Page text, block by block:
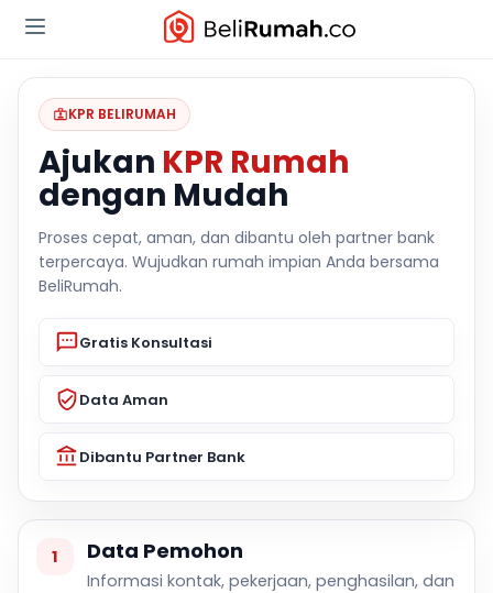
KPR BELIRUMAH
Ajukan KPR Rumah
dengan Mudah
Proses cepat, aman, dan dibantu oleh partner bank
terpercaya. Wujudkan rumah impian Anda bersama
BeliRumah.
Gratis Konsultasi
Data Aman
Dibantu Partner Bank
1 Data Pemohon
Informasi kontak, pekerjaan, penghasilan, dan